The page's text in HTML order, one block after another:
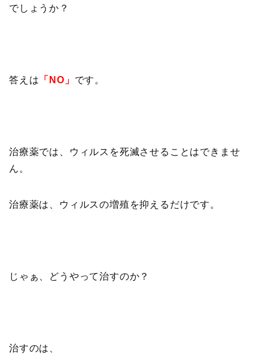
でしょうか？
答えは 「NO」 です。
治療薬では、ウィルスを死滅させることはできませ
ん。
治療薬は、ウィルスの増殖を抑えるだけです。
じゃぁ、どうやって治すのか？
治すのは、